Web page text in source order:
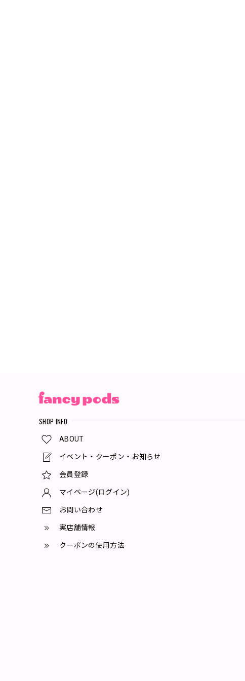
SHOP INFO
ABOUT
イベント・クーポン・お知らせ
会員登録
マイページ(ログイン)
お問い合わせ
実店舗情報
クーポンの使用方法